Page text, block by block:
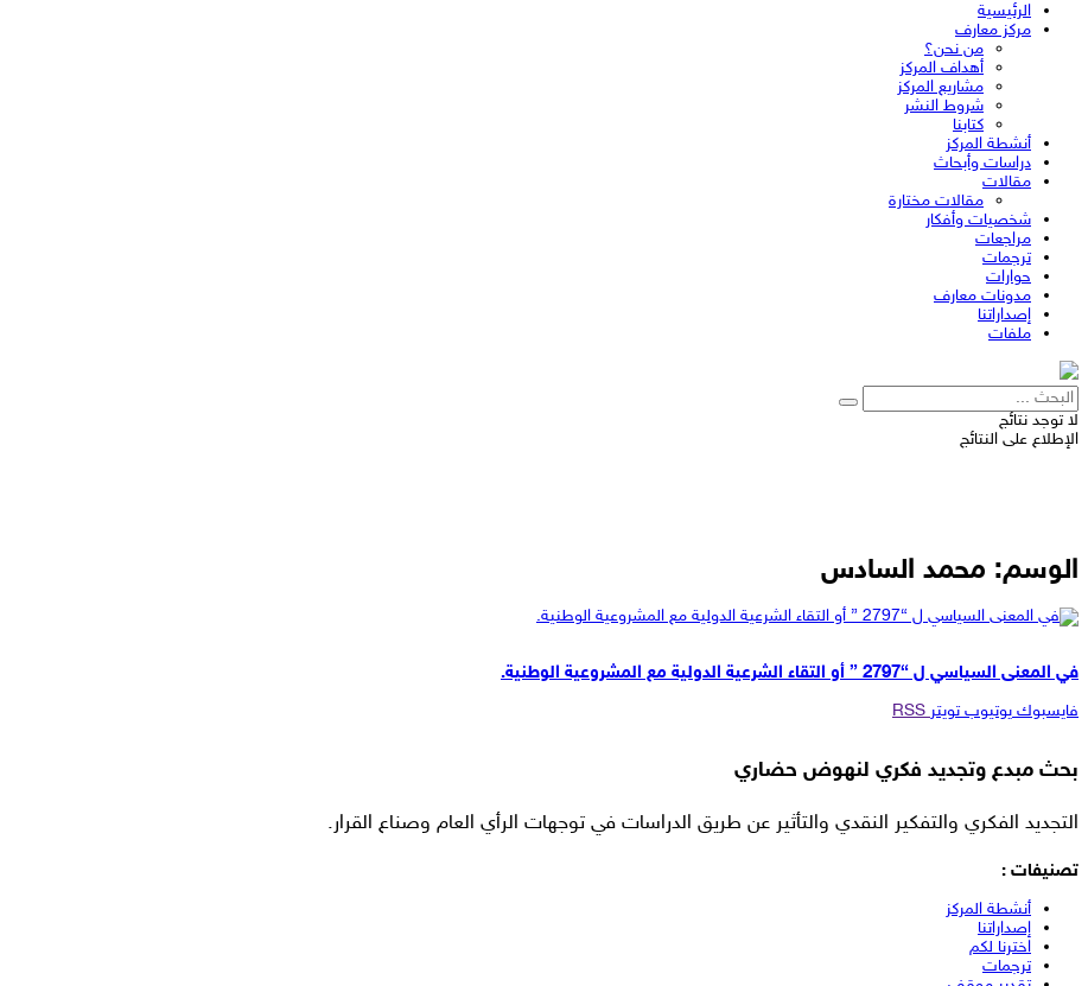
الرئيسية
مركز معارف
من نحن؟
أهداف المركز
مشاريع المركز
شروط النشر
كتابنا
أنشطة المركز
دراسات وأبحاث
مقالات
مقالات مختارة
شخصيات وأفكار
مراجعات
ترجمات
حوارات
مدونات معارف
إصداراتنا
ملفات
لا توجد نتائج
الإطلاع على النتائج
الوسم: محمد السادس
في المعنى السياسي ل “2797 ” أو التقاء الشرعية الدولية مع المشروعية الوطنية.
فايسبوك يوتيوب تويتر RSS
بحث مبدع وتجديد فكري لنهوض حضاري
التجديد الفكري والتفكير النقدي والتأثير عن طريق الدراسات في توجهات الرأي العام وصناع القرار.
تصنيفات :
أنشطة المركز
إصداراتنا
اخترنا لكم
ترجمات